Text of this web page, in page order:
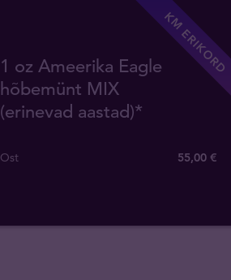
KM ERIKORD
1 oz Ameerika Eagle
hõbemünt MIX
(erinevad aastad)*
Ost 55,00 €